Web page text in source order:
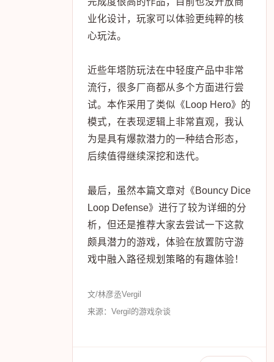
业化设计，玩家可以体验更纯粹的核
心玩法。
近些年塔防玩法在中轻度产品中非常
流行，很多厂商都从多个方面进行尝
试。本作采用了类似《Loop Hero》的
模式，在表现逻辑上非常直观，我认
为是具有爆款潜力的一种结合形态，
后续值得继续深挖和迭代。
最后，虽然本篇文章对《Bouncy Dice
Loop Defense》进行了较为详细的分
析，但还是推荐大家去尝试一下这款
颇具潜力的游戏，体验在放置防守游
戏中融入路径规划策略的有趣体验！
文/林彦丞Vergil
来源：Vergil的游戏杂谈